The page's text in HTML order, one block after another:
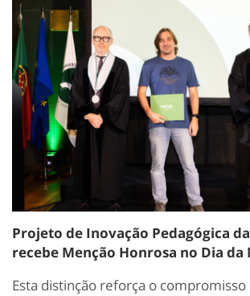
Projeto de Inovação Pedagógica da
recebe Menção Honrosa no Dia da
Esta distinção reforça o compromisso